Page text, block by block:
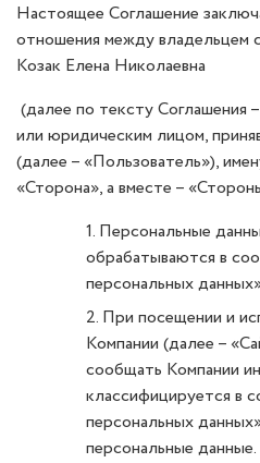
Настоящее Соглашение
отношения между владельцем
Козак Елена Николаевна
(далее по тексту Соглашения
или юридическим лицом,
(далее – «Пользователь»),
«Сторона», а вместе –
1. Персональные
обрабатываются в
персональных
2. При посещении и
Компании (далее –
сообщать Компании
классифицируется в
персональных
персональные